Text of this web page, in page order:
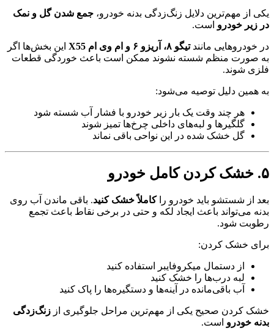
یکی از مهم‌ترین دلایل زنگ‌زدگی بدنه خودرو، جمع شدن گل و نمک
در زیر خودرو است.
در خودروهایی مانندتیگو ۸، آریزو ۶ و ام وی ام X55
این بخش‌ها اگر
به صورت منظم شسته نشوند ممکن است باعث خوردگی قطعات
فلزی شوند.
به همین دلیل توصیه می‌شود:
هر چند وقت یک بار زیر خودرو با فشار آب شسته شود
گلگیرها و لبه‌های داخلی چرخ‌ها تمیز شوند
گل خشک شده در این نواحی باقی نماند
۵. خشک کردن کامل خودرو
بعد از شستشو باید خودرو راکاملاً خشک کنید. باقی ماندن آب روی
بدنه می‌تواند باعث ایجاد لکه و حتی در برخی نقاط باعث تجمع
رطوبت شود.
برای خشک کردن:
از دستمال میکروفایبر استفاده کنید
لبه درب‌ها را خشک کنید
آب باقی‌مانده در آینه‌ها و دستگیره‌ها را پاک کنید
خشک کردن صحیح یکی از مهم‌ترین مراحل جلوگیری از زنگ‌زدگی
بدنه خودرو است.